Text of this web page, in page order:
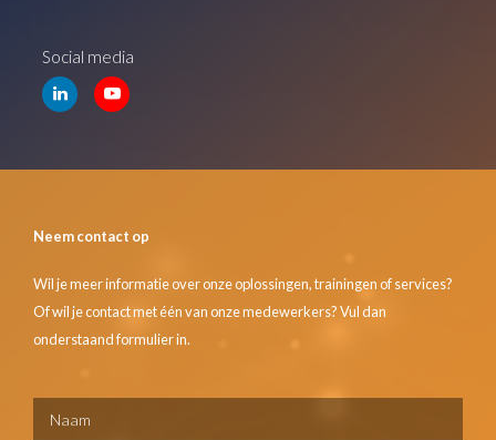
Social media
Neem contact op
Wil je meer informatie over onze oplossingen, trainingen of services?
Of wil je contact met één van onze medewerkers? Vul dan
onderstaand formulier in.